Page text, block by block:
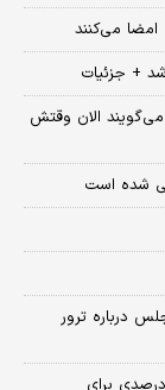
+ جزئیات
می‌گویند الان وقتش
شده است
درباره ترور
جزئیاتی از طرح راهبردی امنیت تنگه هرمز/جریمه ۲۰ درصدی برای